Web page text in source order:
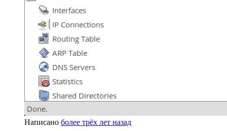
Написано более трёх лет назад